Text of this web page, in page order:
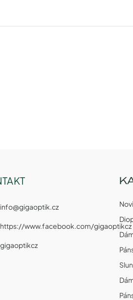
info@gigaoptik.cz
https://www.facebook.com/gigaoptikcz
gigaoptikcz